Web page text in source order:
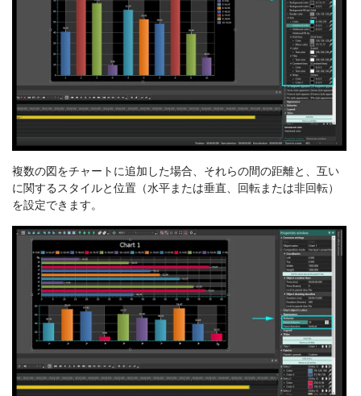
複数の図をチャートに追加した場合、それらの間の距離と、互い
に関するスタイルと位置（水平または垂直、回転または非回転）
を設定できます。